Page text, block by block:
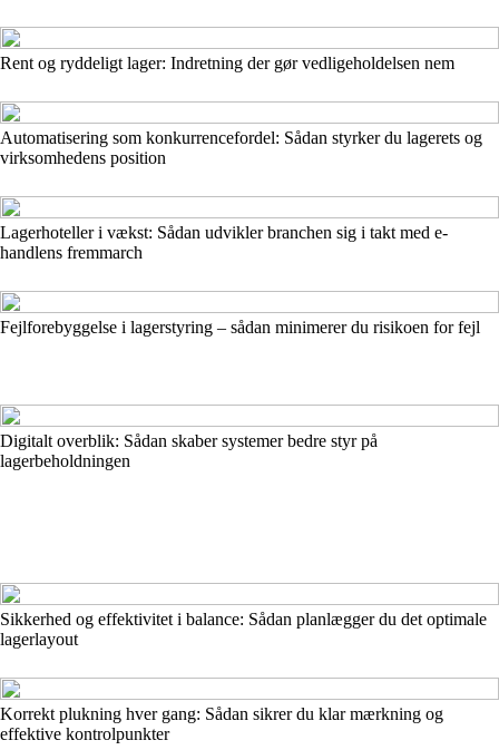
Rent og ryddeligt lager: Indretning der gør vedligeholdelsen nem
Automatisering som konkurrencefordel: Sådan styrker du lagerets og
virksomhedens position
Lagerhoteller i vækst: Sådan udvikler branchen sig i takt med e-
handlens fremmarch
Fejlforebyggelse i lagerstyring – sådan minimerer du risikoen for fejl
Digitalt overblik: Sådan skaber systemer bedre styr på
lagerbeholdningen
Sikkerhed og effektivitet i balance: Sådan planlægger du det optimale
lagerlayout
Korrekt plukning hver gang: Sådan sikrer du klar mærkning og
effektive kontrolpunkter